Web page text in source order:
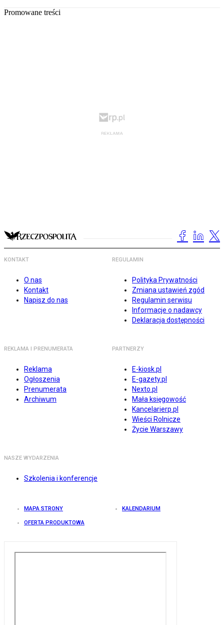
Promowane treści
KONTAKT
O nas
Kontakt
Napisz do nas
REGULAMIN
Polityka Prywatności
Zmiana ustawień zgód
Regulamin serwisu
Informacje o nadawcy
Deklaracja dostępności
REKLAMA I PRENUMERATA
Reklama
Ogłoszenia
Prenumerata
Archiwum
PARTNERZY
E-kiosk.pl
E-gazety.pl
Nexto.pl
Mała księgowość
Kancelarierp.pl
Wieści Rolnicze
Życie Warszawy
NASZE WYDARZENIA
Szkolenia i konferencje
MAPA STRONY KALENDARIUM
OFERTA PRODUKTOWA